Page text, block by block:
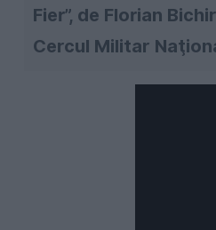
Fier”, de Florian
Cercul Militar